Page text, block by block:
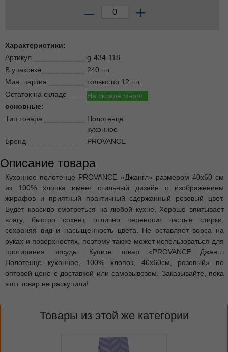
– +
Характеристики:
Артикул
g-434-118
В упаковке
240 шт.
Мин. партия
только по 12 шт.
Остаток на складе
На складе много
основные:
Тип товара
Полотенце
кухонное
Бренд
PROVANCE
Описание товара
Кухонное полотенце PROVANCE «Джангл» размером 40х60 см
из 100% хлопка имеет стильный дизайн с изображением
жирафов и приятный практичный сдержанный розовый цвет.
Будет красиво смотреться на любой кухне. Хорошо впитывает
влагу, быстро сохнет, отлично переносит частые стирки,
сохраняя вид и насыщенность цвета. Не оставляет ворса на
руках и поверхностях, поэтому также может использоваться для
протирания посуды. Купите товар «PROVANCE Джангл
Полотенце кухонное, 100% хлопок, 40х60см, розовый» по
оптовой цене с доставкой или самовывозом. Заказывайте, пока
этот товар не раскупили!
Товары из этой же категории